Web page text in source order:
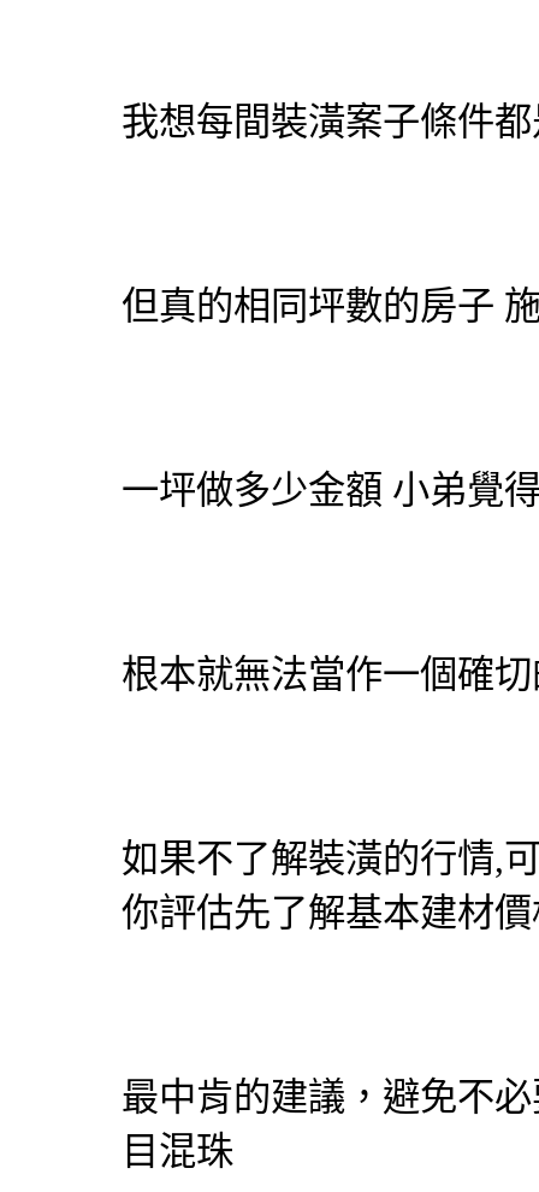
我想每間裝潢案子條件
但真的相同坪數的房子
一坪做多少金額 小弟覺
根本就無法當作一個確
如果不了解裝潢的行情,
你評估先了解基本建材
最中肯的建議，避免不
目混珠